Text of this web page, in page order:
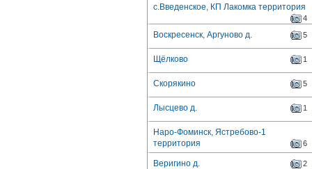
с.Введенское, КП Лакомка территория
4
Воскресенск, Аргуново д. 5
Щёлково 1
Скорякино 5
Лысцево д. 1
Наро-Фоминск, Ястребово-1
территория
6
Веригино д. 2